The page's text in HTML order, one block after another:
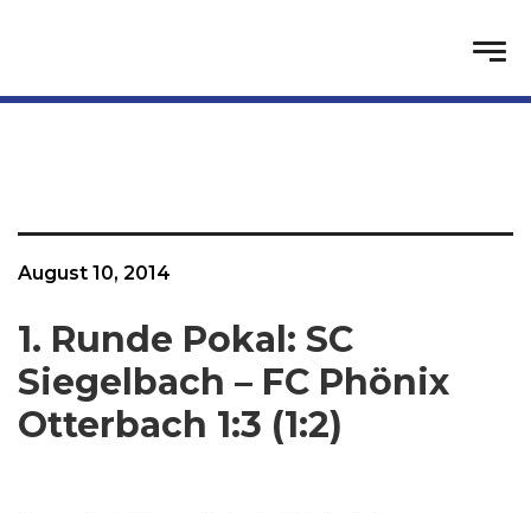
August 10, 2014
1. Runde Pokal: SC
Siegelbach – FC Phönix
Otterbach 1:3 (1:2)